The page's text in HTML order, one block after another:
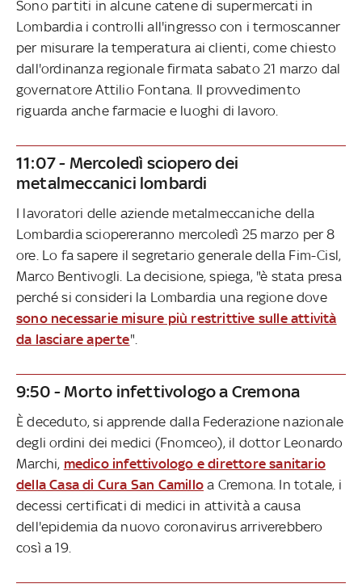
Sono partiti in alcune catene di supermercati in
Lombardia i controlli all'ingresso con i termoscanner
per misurare la temperatura ai clienti, come chiesto
dall'ordinanza regionale firmata sabato 21 marzo dal
governatore Attilio Fontana. Il provvedimento
riguarda anche farmacie e luoghi di lavoro.
11:07 - Mercoledì sciopero dei
metalmeccanici lombardi
I lavoratori delle aziende metalmeccaniche della
Lombardia sciopereranno mercoledì 25 marzo per 8
ore. Lo fa sapere il segretario generale della Fim-Cisl,
Marco Bentivogli. La decisione, spiega, "è stata presa
perché si consideri la Lombardia una regione dove
sono necessarie misure più restrittive sulle attività
da lasciare aperte".
9:50 - Morto infettivologo a Cremona
È deceduto, si apprende dalla Federazione nazionale
degli ordini dei medici (Fnomceo), il dottor Leonardo
Marchi, medico infettivologo e direttore sanitario
della Casa di Cura San Camillo a Cremona. In totale, i
decessi certificati di medici in attività a causa
dell'epidemia da nuovo coronavirus arriverebbero
così a 19.